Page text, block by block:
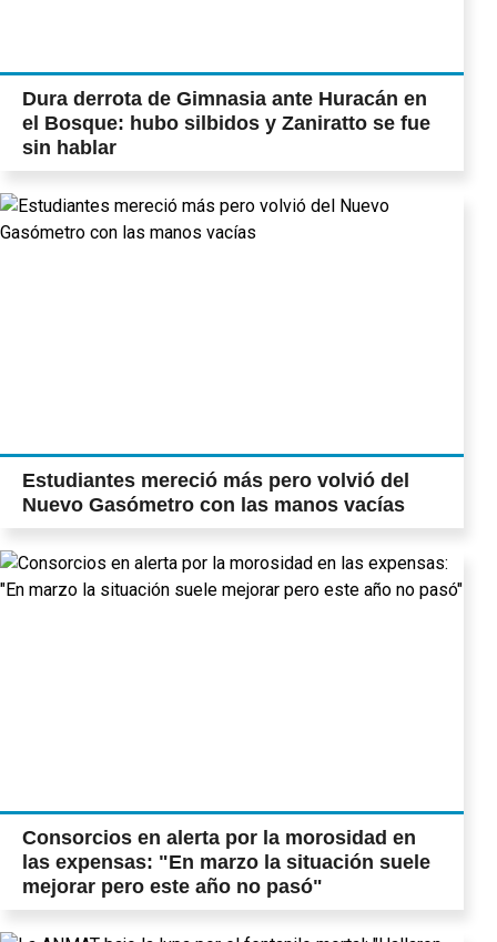
Dura derrota de Gimnasia ante Huracán en
el Bosque: hubo silbidos y Zaniratto se fue
sin hablar
Estudiantes mereció más pero volvió del
Nuevo Gasómetro con las manos vacías
Consorcios en alerta por la morosidad en
las expensas: "En marzo la situación suele
mejorar pero este año no pasó"